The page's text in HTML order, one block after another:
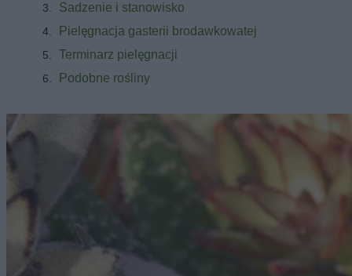
Sadzenie i stanowisko
Pielęgnacja gasterii brodawkowatej
Terminarz pielęgnacji
Podobne rośliny